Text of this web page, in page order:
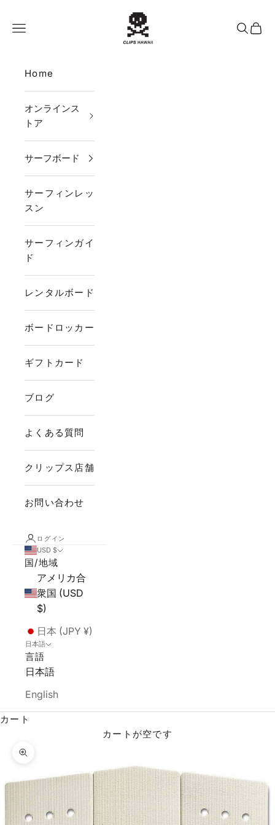
CLIPS HAWAII
メニュー
検索カー
Home
オンラインス
トア
サーフボード
サーフィンレッ
スン
サーフィンガイ
ド
レンタルボード
ボードロッカー
ギフトカード
ブログ
よくある質問
クリップス店舗
お問い合わせ
ログイン
USD $
国/地域
アメリカ合
衆国 (USD
$)
日本 (JPY ¥)
日本語
言語
日本語
English
カート
カートが空です
ズームイン